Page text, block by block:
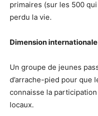
primaires (sur les 500
perdu la vie.
Dimension internationale
Un groupe de jeunes
d’arrache-pied pour que
connaisse la
locaux.